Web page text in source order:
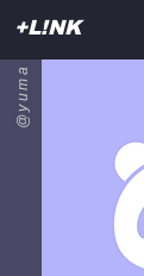
+L!NK
@yuma